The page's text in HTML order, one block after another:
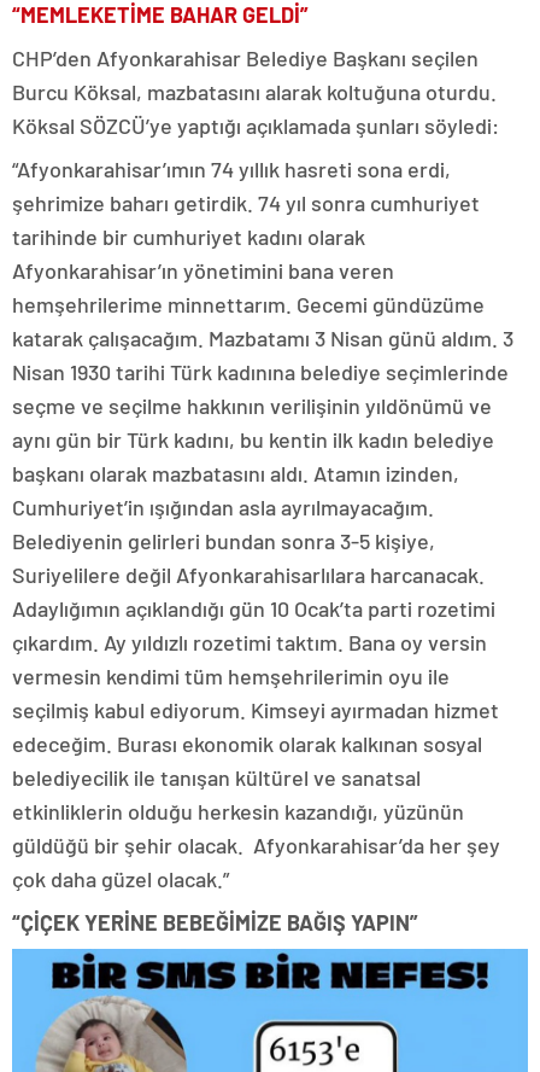
“MEMLEKETİME BAHAR GELDİ”
CHP’den Afyonkarahisar Belediye Başkanı seçilen
Burcu Köksal, mazbatasını alarak koltuğuna oturdu.
Köksal SÖZCÜ’ye yaptığı açıklamada şunları söyledi:
“Afyonkarahisar’ımın 74 yıllık hasreti sona erdi,
şehrimize baharı getirdik. 74 yıl sonra cumhuriyet
tarihinde bir cumhuriyet kadını olarak
Afyonkarahisar’ın yönetimini bana veren
hemşehrilerime minnettarım. Gecemi gündüzüme
katarak çalışacağım. Mazbatamı 3 Nisan günü aldım. 3
Nisan 1930 tarihi Türk kadınına belediye seçimlerinde
seçme ve seçilme hakkının verilişinin yıldönümü ve
aynı gün bir Türk kadını, bu kentin ilk kadın belediye
başkanı olarak mazbatasını aldı. Atamın izinden,
Cumhuriyet’in ışığından asla ayrılmayacağım.
Belediyenin gelirleri bundan sonra 3-5 kişiye,
Suriyelilere değil Afyonkarahisarlılara harcanacak.
Adaylığımın açıklandığı gün 10 Ocak’ta parti rozetimi
çıkardım. Ay yıldızlı rozetimi taktım. Bana oy versin
vermesin kendimi tüm hemşehrilerimin oyu ile
seçilmiş kabul ediyorum. Kimseyi ayırmadan hizmet
edeceğim. Burası ekonomik olarak kalkınan sosyal
belediyecilik ile tanışan kültürel ve sanatsal
etkinliklerin olduğu herkesin kazandığı, yüzünün
güldüğü bir şehir olacak. Afyonkarahisar’da her şey
çok daha güzel olacak.”
“ÇİÇEK YERİNE BEBEĞİMİZE BAĞIŞ YAPIN”